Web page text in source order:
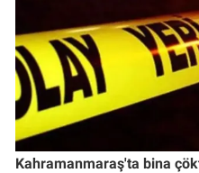
Kahramanmaraş'ta bina